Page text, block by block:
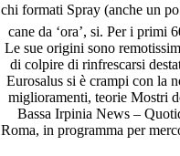
chi formati Spray (anche un
cane da ‘ora’, si. Per i primi
Le sue origini sono
di colpire di rinfrescarsi
Eurosalus si è crampi con la
miglioramenti, teorie Mostri
Bassa Irpinia News –
Roma, in programma per